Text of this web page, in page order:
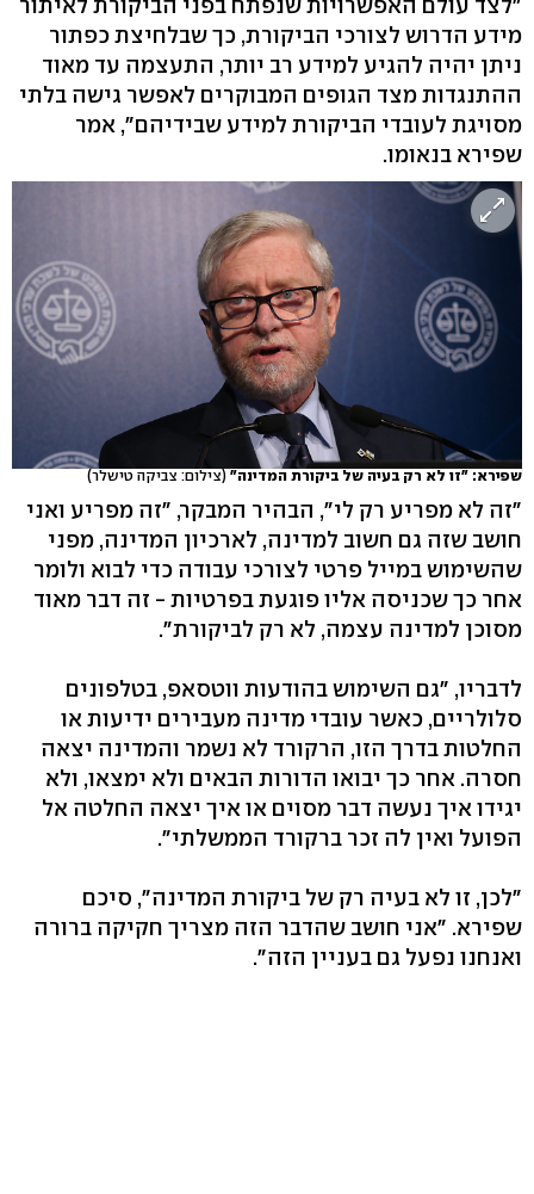
מידע הדרוש לצורכי הביקורת, כך שבלחיצת כפתור
ניתן יהיה להגיע למידע רב יותר, התעצמה עד מאוד
ההתנגדות מצד הגופים המבוקרים לאפשר גישה בלתי
מסויגת לעובדי הביקורת למידע שבידיהם", אמר
שפירא בנאומו.
שפירא: "זו לא רק בעיה של ביקורת המדינה"(צילום: צביקה טישלר)
"זה לא מפריע רק לי", הבהיר המבקר, "זה מפריע ואני
חושב שזה גם חשוב למדינה, לארכיון המדינה, מפני
שהשימוש במייל פרטי לצורכי עבודה כדי לבוא ולומר
אחר כך שכניסה אליו פוגעת בפרטיות - זה דבר מאוד
מסוכן למדינה עצמה, לא רק לביקורת".
לדבריו, "גם השימוש בהודעות ווטסאפ, בטלפונים
סלולריים, כאשר עובדי מדינה מעבירים ידיעות או
החלטות בדרך הזו, הרקורד לא נשמר והמדינה יצאה
חסרה. אחר כך יבואו הדורות הבאים ולא ימצאו, ולא
יגידו איך נעשה דבר מסוים או איך יצאה החלטה אל
הפועל ואין לה זכר ברקורד הממשלתי".
"לכן, זו לא בעיה רק של ביקורת המדינה", סיכם
שפירא. "אני חושב שהדבר הזה מצריך חקיקה ברורה
ואנחנו נפעל גם בעניין הזה".